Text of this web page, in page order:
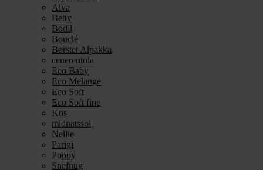
Alva
Betty
Bodil
Bouclé
Børstet Alpakka
cenerentola
Eco Baby
Eco Melange
Eco Soft
Eco Soft fine
Kos
midnatssol
Nellie
Parigi
Poppy
Snefnug